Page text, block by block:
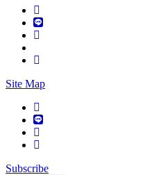
Site Map
Subscribe